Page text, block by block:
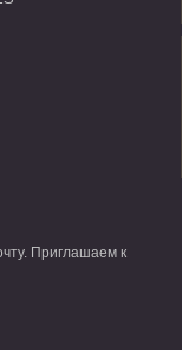
Приглашаем к